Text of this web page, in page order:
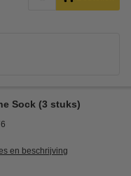
Sock (3 stuks)
en beschrijving